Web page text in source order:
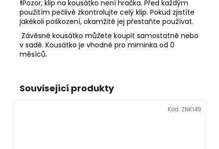
!Pozor, klip na kousátko není hračka. Před každým
použitím pečlivě zkontrolujte celý klip. Pokud zjistíte
jakékoli poškození, okamžitě jej přestaňte používat.
Závěsné kousátko můžete koupit samostatně nebo
v sadě. Kousátko je vhodné pro miminka od 0
měsíců.
Související produkty
Kód: ZNK149